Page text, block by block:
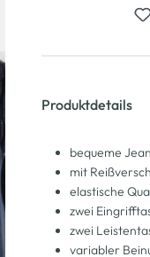
Produktdetails
bequeme
mit
elastische
zwei
zwei
variabler